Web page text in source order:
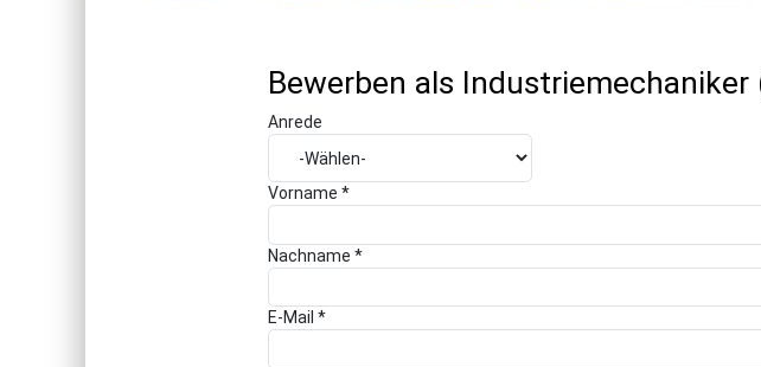
Bewerben als
Anrede
Vorname *
Nachname *
E-Mail *